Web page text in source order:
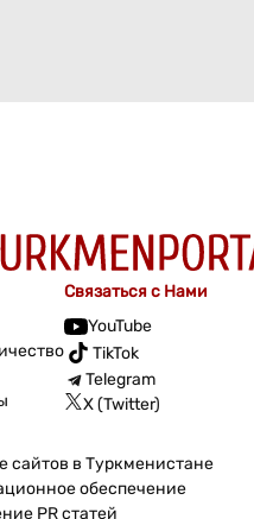
Связаться с Нами
YouTube
TikTok
Telegram
X (Twitter)
сайтов в Туркменистане
обеспечение
PR статей